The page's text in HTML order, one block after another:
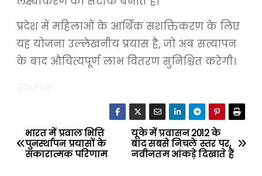
प्रदेश में महिलाओं के आर्थिक सशक्तिकरण के लिए
यह योजना उल्लेखनीय प्रयास है, जो अब सत्यापन
के बाद औचित्यपूर्ण लाभ वितरण सुनिश्चित करेगी।
P
o
यूके में प्रवासन 2012 के
बाद सबसे निचले स्तर पर,
नवीनतम आंकड़े दिखाते हैं
भारत में प्रवाल भित्ति
पुनर्स्थापन प्रयासों के
सकारात्मक परिणाम